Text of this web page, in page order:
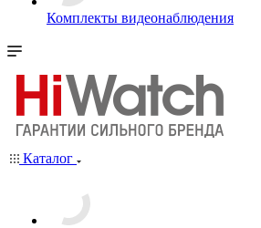
Комплекты видеонаблюдения
Каталог